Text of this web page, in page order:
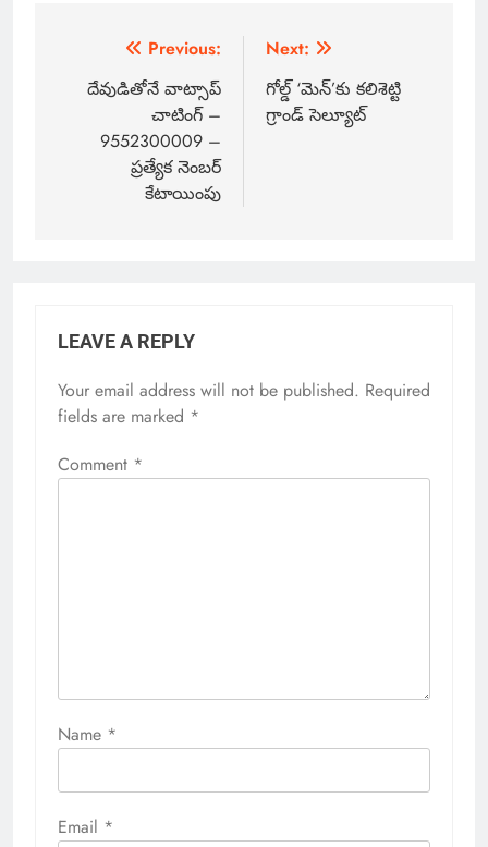
Previous:
దేవుడితోనే వాట్సాప్
చాటింగ్ –
9552300009 –
ప్రత్యేక నెంబర్
కేటాయింపు
Next:
గోల్డ్‌ ‘మెన్‌’కు కలిశెట్టి
గ్రాండ్ సెల్యూట్
LEAVE A REPLY
Your email address will not be published. Required
fields are marked *
Comment *
Name *
Email *